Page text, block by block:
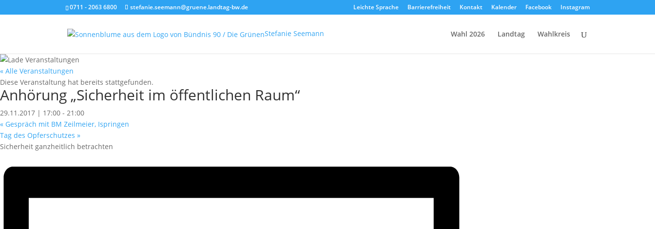
0711 - 2063 6800 stefanie.seemann@gruene.landtag-bw.de Leichte Sprache Barrierefreiheit Kontakt Kalender Facebook Instagram
Stefanie Seemann Wahl 2026 Landtag Wahlkreis
« Alle Veranstaltungen
Diese Veranstaltung hat bereits stattgefunden.
Anhörung „Sicherheit im öffentlichen Raum“
29.11.2017 | 17:00 - 21:00
« Gespräch mit BM Zeilmeier, Ispringen
Tag des Opferschutzes »
Sicherheit ganzheitlich betrachten